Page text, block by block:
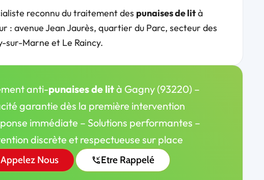
reconnu du traitement des punaises de lità
: avenue Jean Jaurès, quartier du Parc, secteur des
sur-Marne et Le Raincy.
anti-punaises de lità Gagny (93220) –
garantie dès la première intervention
immédiate – Solutions performantes –
discrète et respectueuse sur place
Appelez Nous Etre Rappelé